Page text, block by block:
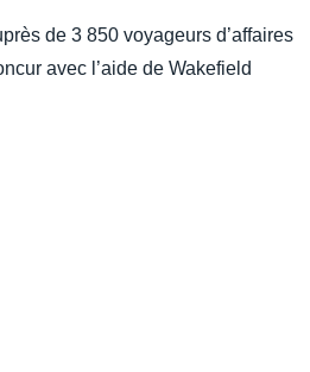
de 3 850 voyageurs d’affaires
avec l’aide de Wakefield